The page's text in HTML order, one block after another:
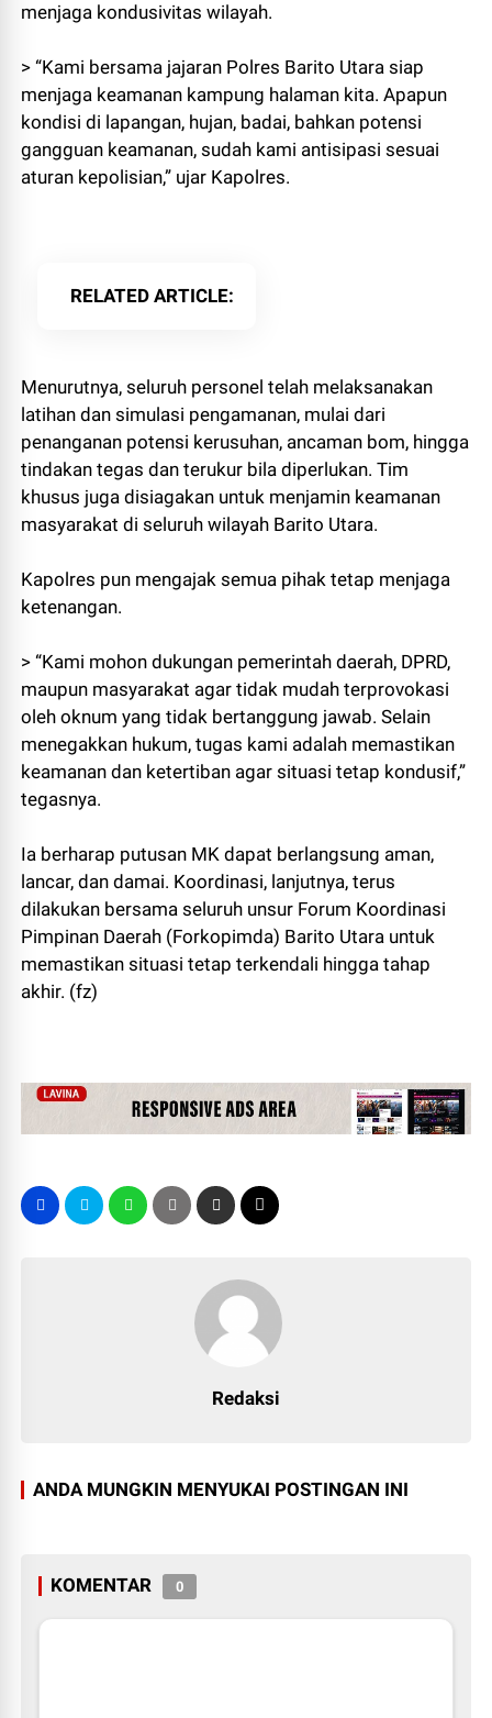
menjaga kondusivitas wilayah.
> “Kami bersama jajaran Polres Barito Utara siap
menjaga keamanan kampung halaman kita. Apapun
kondisi di lapangan, hujan, badai, bahkan potensi
gangguan keamanan, sudah kami antisipasi sesuai
aturan kepolisian,” ujar Kapolres.
RELATED ARTICLE
Menurutnya, seluruh personel telah melaksanakan
latihan dan simulasi pengamanan, mulai dari
penanganan potensi kerusuhan, ancaman bom, hingga
tindakan tegas dan terukur bila diperlukan. Tim
khusus juga disiagakan untuk menjamin keamanan
masyarakat di seluruh wilayah Barito Utara.
Kapolres pun mengajak semua pihak tetap menjaga
ketenangan.
> “Kami mohon dukungan pemerintah daerah, DPRD,
maupun masyarakat agar tidak mudah terprovokasi
oleh oknum yang tidak bertanggung jawab. Selain
menegakkan hukum, tugas kami adalah memastikan
keamanan dan ketertiban agar situasi tetap kondusif,”
tegasnya.
Ia berharap putusan MK dapat berlangsung aman,
lancar, dan damai. Koordinasi, lanjutnya, terus
dilakukan bersama seluruh unsur Forum Koordinasi
Pimpinan Daerah (Forkopimda) Barito Utara untuk
memastikan situasi tetap terkendali hingga tahap
akhir. (fz)
Redaksi
ANDA MUNGKIN MENYUKAI POSTINGAN INI
KOMENTAR 0